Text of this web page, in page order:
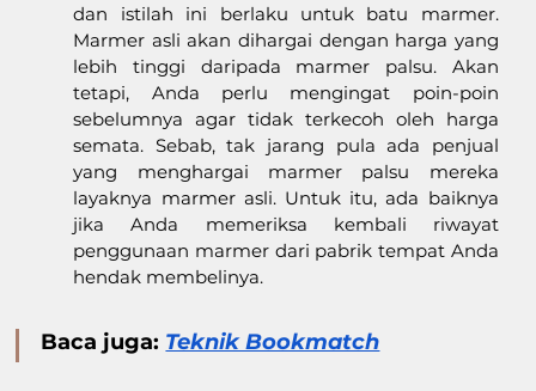
dan istilah ini berlaku untuk batu marmer.
Marmer asli akan dihargai dengan harga yang
lebih tinggi daripada marmer palsu. Akan
tetapi, Anda perlu mengingat poin-poin
sebelumnya agar tidak terkecoh oleh harga
semata. Sebab, tak jarang pula ada penjual
yang menghargai marmer palsu mereka
layaknya marmer asli. Untuk itu, ada baiknya
jika Anda memeriksa kembali riwayat
penggunaan marmer dari pabrik tempat Anda
hendak membelinya.
Baca juga: Teknik Bookmatch